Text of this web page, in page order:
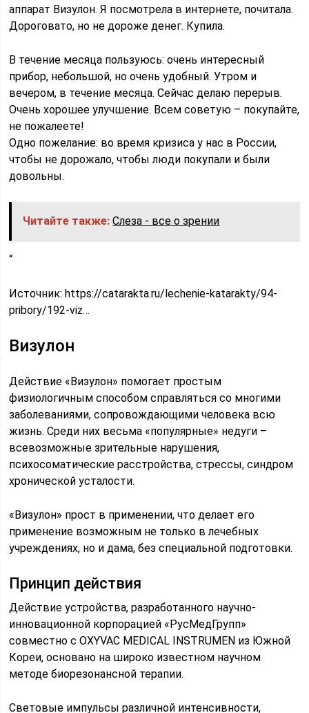
аппарат Визулон. Я посмотрела в интернете, почитала.
Дороговато, но не дороже денег. Купила.
В течение месяца пользуюсь: очень интересный
прибор, небольшой, но очень удобный. Утром и
вечером, в течение месяца. Сейчас делаю перерыв.
Очень хорошее улучшение. Всем советую – покупайте,
не пожалеете!
Одно пожелание: во время кризиса у нас в России,
чтобы не дорожало, чтобы люди покупали и были
довольны.
Читайте также: Слеза - все о зрении
“
Источник:https://catarakta.ru/lechenie-katarakty/94-
pribory/192-viz…
Визулон
Действие «Визулон» помогает простым
физиологичным способом справляться со многими
заболеваниями, сопровождающими человека всю
жизнь. Среди них весьма «популярные» недуги –
всевозможные зрительные нарушения,
психосоматические расстройства, стрессы, синдром
хронической усталости.
«Визулон» прост в применении, что делает его
применение возможным не только в лечебных
учреждениях, но и дама, без специальной подготовки.
Принцип действия
Действие устройства, разработанного научно-
инновационной корпорацией «РусМедГрупп»
совместно с OXYVAC MEDICAL INSTRUMEN из Южной
Кореи, основано на широко известном научном
методе биорезонансной терапии.
Световые импульсы различной интенсивности,